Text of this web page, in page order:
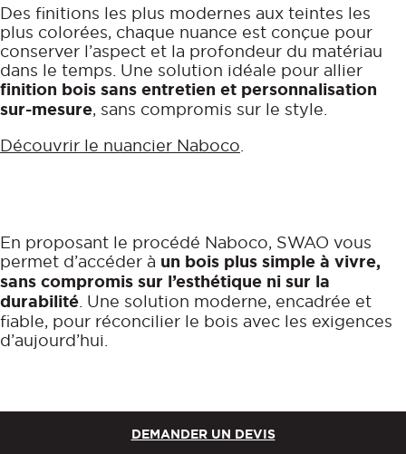
Des finitions les plus modernes aux teintes les
plus colorées, chaque nuance est conçue pour
conserver l’aspect et la profondeur du matériau
dans le temps. Une solution idéale pour allier
finition bois sans entretien et personnalisation
sur-mesure, sans compromis sur le style.
Découvrir le nuancier Naboco.
En proposant le procédé Naboco, SWAO vous
permet d’accéder à un bois plus simple à vivre,
sans compromis sur l’esthétique ni sur la
durabilité. Une solution moderne, encadrée et
fiable, pour réconcilier le bois avec les exigences
d’aujourd’hui.
DEMANDER UN DEVIS